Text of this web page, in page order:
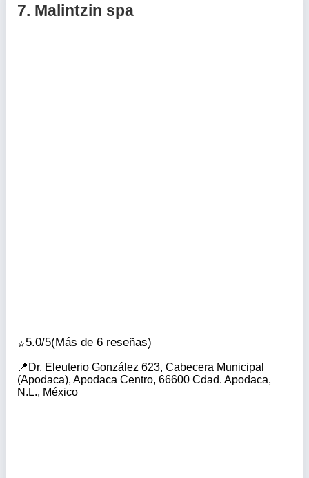
7. Malintzin spa
5.0/5(Más de 6 reseñas)
Dr. Eleuterio González 623, Cabecera Municipal
(Apodaca), Apodaca Centro, 66600 Cdad. Apodaca,
N.L., México